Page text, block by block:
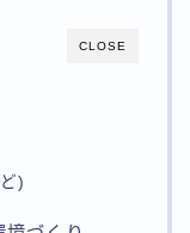
CLOSE
)